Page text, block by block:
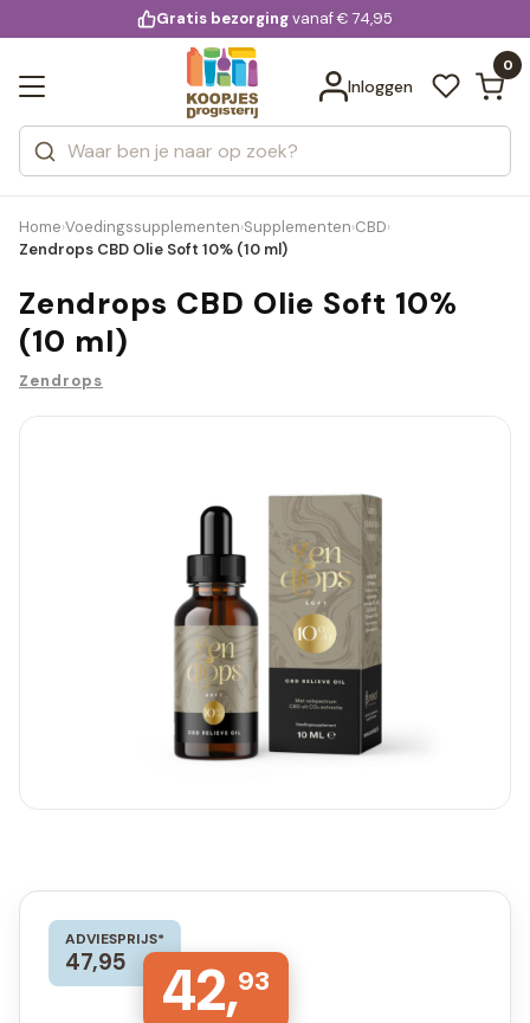
voor 20:00 uur besteld
Gratis bezorgingvanaf € 74,95
Inloggen
0
Zoeken
Categorieën
Merken
Bekijk alle resultaten
Home›Voedingssupplementen›Supplementen›CBD›
Zendrops CBD Olie Soft 10% (10 ml)
Zendrops CBD Olie Soft 10%
(10 ml)
Zendrops
ADVIESPRIJS*
47,95 42,93